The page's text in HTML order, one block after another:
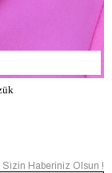
Sizin Haberiniz Olsun !